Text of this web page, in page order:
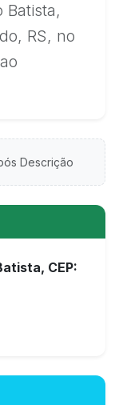
Batista,
RS, no
Descrição
CEP: